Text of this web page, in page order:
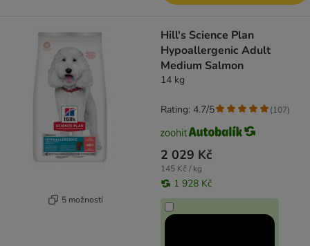
5 možností
Hill's Science Plan
Hypoallergenic Adult
Medium Salmon
14 kg
2 029 Kč
145 Kč / kg
1 928 Kč
Rating: 4.7/5 (107)